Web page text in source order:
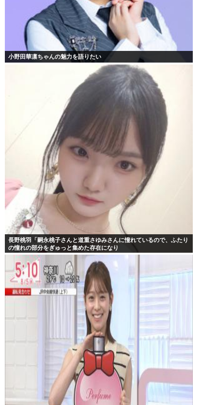
小野田華凛ちゃんの魅力を語りたい
長野桃羽「嗣永桃子さんと道重さゆみさんに憧れているので、ふたり
の憧れの部分をぎゅっと集めた存在になり